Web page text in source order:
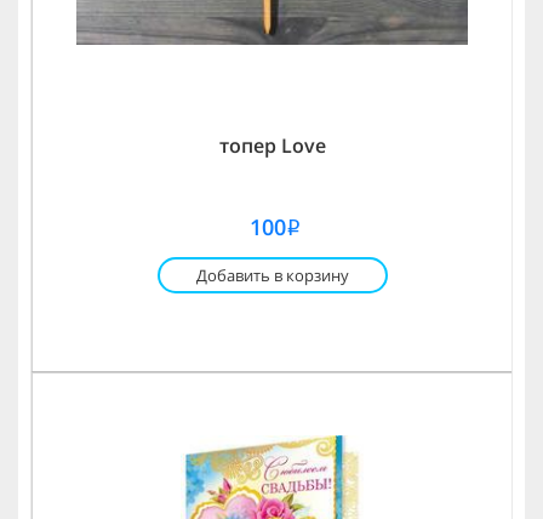
топер Love
100i
Добавить в корзину